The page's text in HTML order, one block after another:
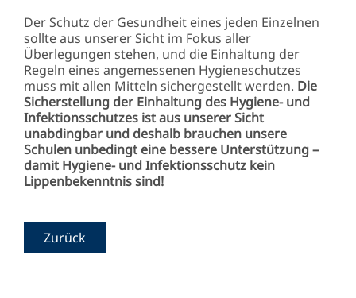
Der Schutz der Gesundheit eines jeden Einzelnen
sollte aus unserer Sicht im Fokus aller
Überlegungen stehen, und die Einhaltung der
Regeln eines angemessenen Hygieneschutzes
muss mit allen Mitteln sichergestellt werden. Die
Sicherstellung der Einhaltung des Hygiene- und
Infektionsschutzes ist aus unserer Sicht
unabdingbar und deshalb brauchen unsere
Schulen unbedingt eine bessere Unterstützung –
damit Hygiene- und Infektionsschutz kein
Lippenbekenntnis sind!
Zurück